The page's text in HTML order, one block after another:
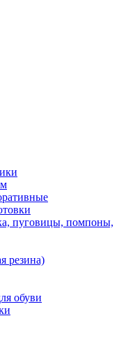
пуговицы, помпоны,
резина)
обуви